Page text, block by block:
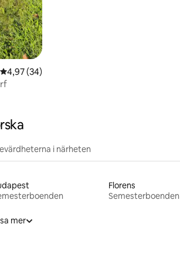
4,97 av 5 i genomsnittligt betyg, 34 omdömen
4,97 (34)
i närheten
Florens
Semesterboenden
mer